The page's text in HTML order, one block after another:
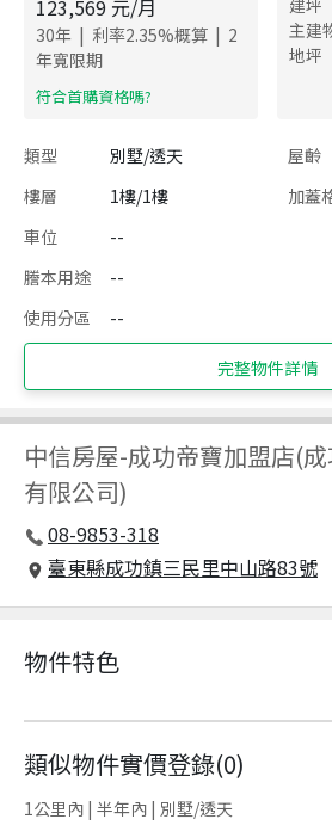
123,569 元/月
30年 | 利率2.35%概算 | 2
年寬限期
​符合首購資格嗎?
建坪
主建
地坪
類型 別墅/透天 屋齡
樓層
1樓/1樓 加蓋
車位
--
謄本用途
--
使用分區
--
完整物件詳情
中信房屋-成功帝寶加盟店(
有限公司)
08-9853-318
臺東縣成功鎮三民里中山路83號
物件特色
類似物件實價登錄(0)
1公里內 | 半年內 | 別墅/透天